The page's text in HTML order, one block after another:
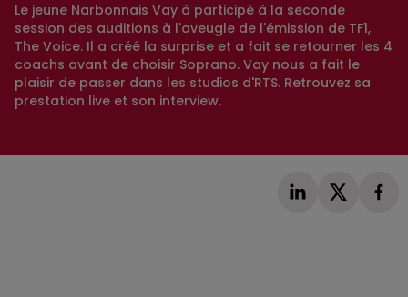
Le jeune Narbonnais Vay à participé à la seconde
session des auditions à l'aveugle de l'émission de TF1,
The Voice. Il a créé la surprise et a fait se retourner les 4
coachs avant de choisir Soprano. Vay nous a fait le
plaisir de passer dans les studios d'RTS. Retrouvez sa
prestation live et son interview.